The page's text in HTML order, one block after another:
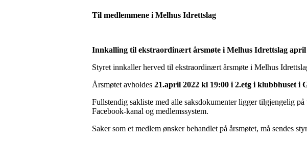
Til medlemmene i Melhus Idrettslag
Innkalling til ekstraordinært årsmøte i Melhus Idrettslag april
Styret innkaller herved til ekstraordinært årsmøte i Melhus
Årsmøtet avholdes 21.april 2022 kl 19:00 i 2.etg i klubbhuset i
Fullstendig sakliste med alle saksdokumenter ligger tilgjengelig på
Facebook-kanal og medlemssystem.
Saker som et medlem ønsker behandlet på årsmøtet, må sendes